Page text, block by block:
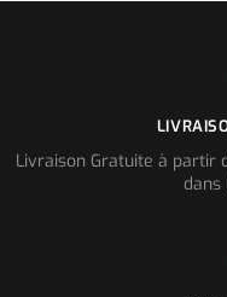
Livraison Gratuite à partir
dans